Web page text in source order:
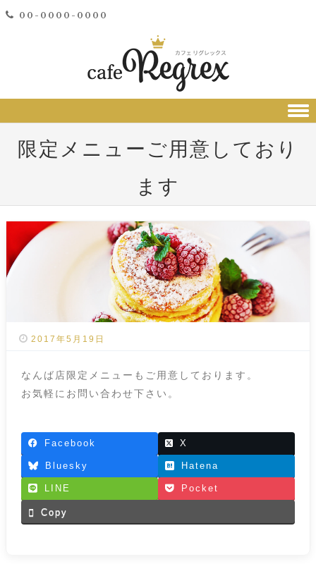
00-0000-0000
限定メニューご用意しており
ます
2017年5月19日
なんば店限定メニューもご用意しております。
お気軽にお問い合わせ下さい。
Facebook X
Bluesky Hatena
LINE Pocket
Copy